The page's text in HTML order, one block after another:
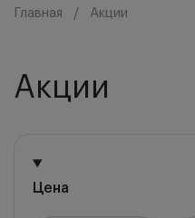
Главная Акции
Акции
Цена